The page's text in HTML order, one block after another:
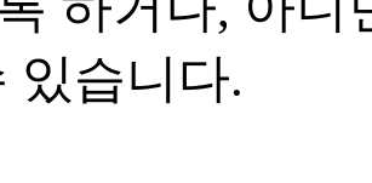
있습니다.